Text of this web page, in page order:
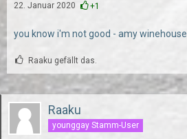
22. Januar 2020 +1
you know i'm not good - amy winehouse
Raaku gefällt das.
Raaku
younggay Stamm-User